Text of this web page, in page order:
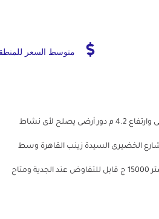
متوسط السعر
مخزن للبيع مساحة 210 م صافى وارتفاع 4.2 م دور أرضى يصلح لأى نشاط
شارع الخضيرى السيدة زينب القاهرة وسط
البلد عداد كهرباء قديم سعر المتر 15000 ج قابل للتفاوض عند الجدية ومتاح